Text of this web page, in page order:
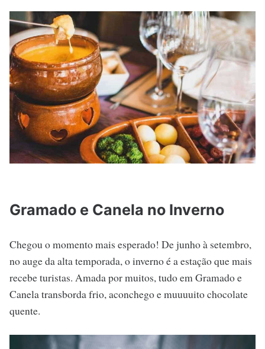
Gramado e Canela no Inverno
Chegou o momento mais esperado! De junho à setembro,
no auge da alta temporada, o inverno é a estação que mais
recebe turistas. Amada por muitos, tudo em Gramado e
Canela transborda frio, aconchego e muuuuito chocolate
quente.